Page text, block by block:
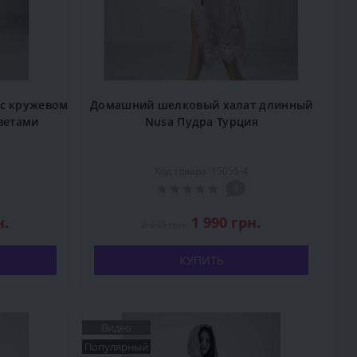
кружевом
Домашний шелковый халат длинный
Nusa Пудра Турция
1 990 грн.
КУПИТЬ
Популярный